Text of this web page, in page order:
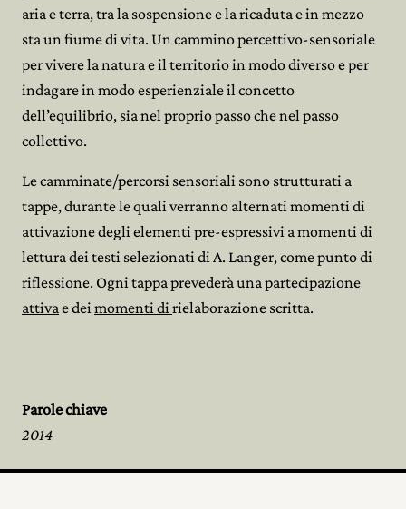
aria e terra, tra la sospensione e la ricaduta e in mezzo
sta un fiume di vita. Un cammino percettivo-sensoriale
per vivere la natura e il territorio in modo diverso e per
indagare in modo esperienziale il concetto
dell’equilibrio, sia nel proprio passo che nel passo
collettivo.
Le camminate/percorsi sensoriali sono strutturati a
tappe, durante le quali verranno alternati momenti di
attivazione degli elementi pre-espressivi a momenti di
lettura dei testi selezionati di A. Langer, come punto di
riflessione. Ogni tappa prevederà unapartecipazione
attivae deimomenti dirielaborazione scritta.
Parole chiave
2014